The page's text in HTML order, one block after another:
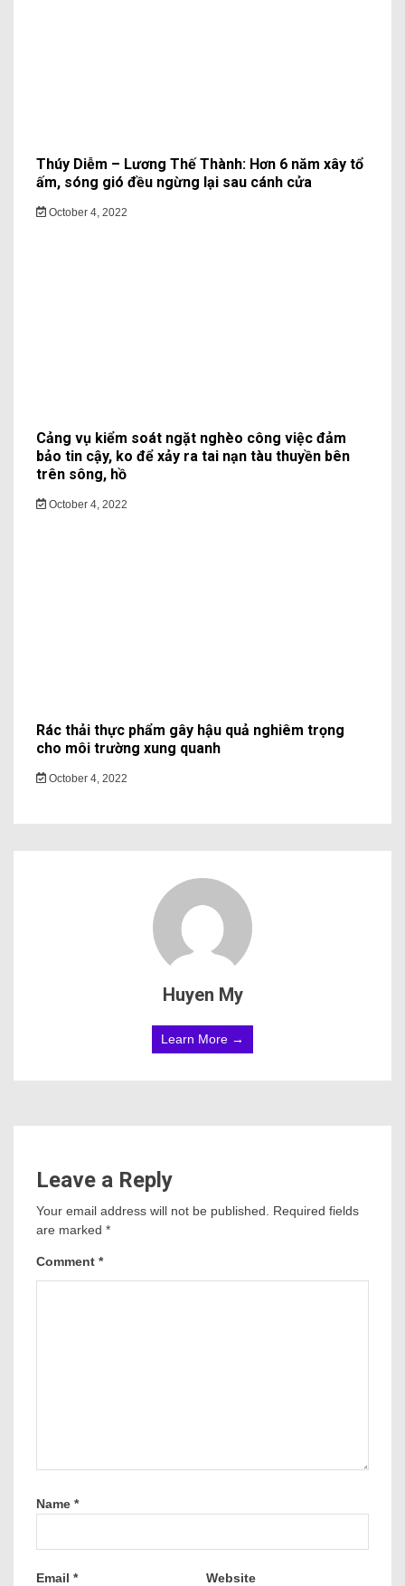
Thúy Diễm – Lương Thế Thành: Hơn 6 năm xây tổ
ấm, sóng gió đều ngừng lại sau cánh cửa
October 4, 2022
Cảng vụ kiểm soát ngặt nghèo công việc đảm
bảo tin cậy, ko để xảy ra tai nạn tàu thuyền bên
trên sông, hồ
October 4, 2022
Rác thải thực phẩm gây hậu quả nghiêm trọng
cho môi trường xung quanh
October 4, 2022
Huyen My
Learn More →
Leave a Reply
Your email address will not be published.
Required fields
are marked *
Comment *
Name *
Email * Website